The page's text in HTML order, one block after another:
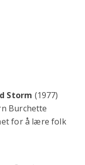
Storm (1977)
Burchette
for å lære folk